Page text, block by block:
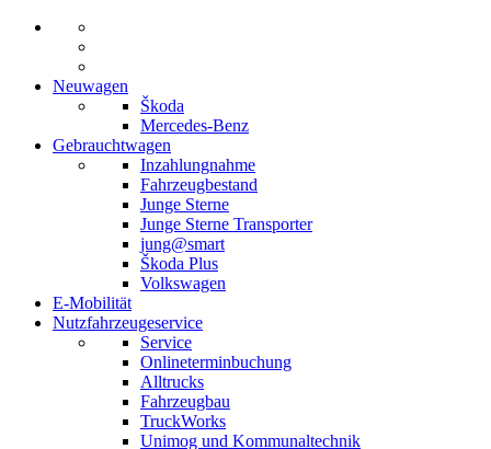
Neuwagen
Škoda
Mercedes-Benz
Gebrauchtwagen
Inzahlungnahme
Fahrzeugbestand
Junge Sterne
Junge Sterne Transporter
jung@smart
Škoda Plus
Volkswagen
E-Mobilität
Nutzfahrzeugeservice
Service
Onlineterminbuchung
Alltrucks
Fahrzeugbau
TruckWorks
Unimog und Kommunaltechnik